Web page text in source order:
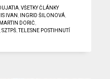
,VŠETKY ČLÁNKY
IVAN INGRID ŠILONOVÁ
MARTIN DORIČ
,SZTPŠ ,TELESNE POSTIHNUTÍ